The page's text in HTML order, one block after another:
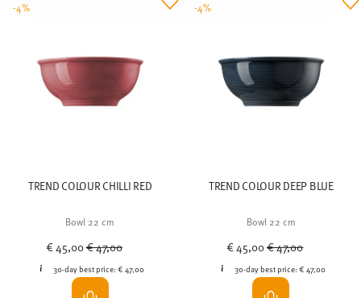
TREND COLOUR CHILLI RED
Bowl 22 cm
€ 45,00Price reduced from
€ 47,00
30-day best price:€ 47,00
-4%
TREND COLOUR DEEP BLUE
Bowl 22 cm
€ 45,00Price reduced from
€ 47,00
30-day best price: € 47,00
-4%